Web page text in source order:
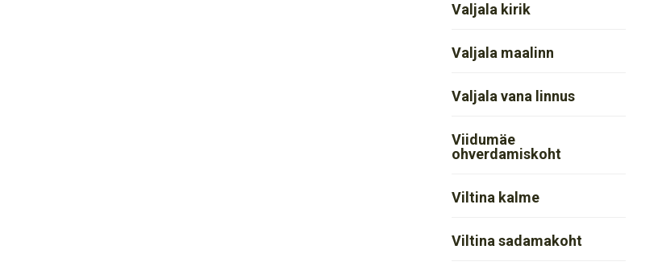
Valjala kirik
Valjala maalinn
Valjala vana linnus
Viidumäe
ohverdamiskoht
Viltina kalme
Viltina sadamakoht